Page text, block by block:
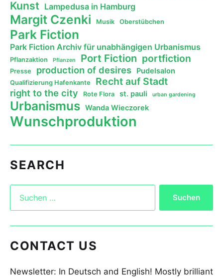
Kunst Lampedusa in Hamburg
Margit Czenki Musik Oberstübchen
Park Fiction
Park Fiction Archiv für unabhängigen Urbanismus
Pflanzaktion Pflanzen Port Fiction portfiction
Presse production of desires Pudelsalon
Qualifizierung Hafenkante Recht auf Stadt
right to the city Rote Flora st. pauli urban gardening
Urbanismus Wanda Wieczorek
Wunschproduktion
SEARCH
CONTACT US
Newsletter: In Deutsch and English! Mostly brilliant